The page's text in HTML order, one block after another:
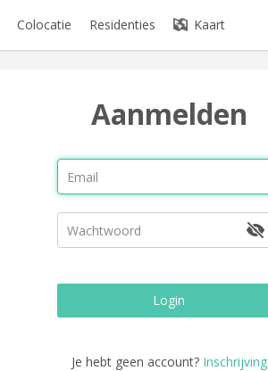
Colocatie Residenties Kaart
Aanmelden
Login
Je hebt geen account? Inschrijving